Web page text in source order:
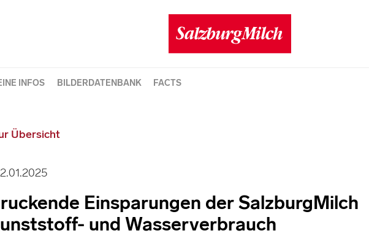
INFOS BILDERDATENBANK FACTS
Übersicht
Einsparungen der SalzburgMilch
und Wasserverbrauch